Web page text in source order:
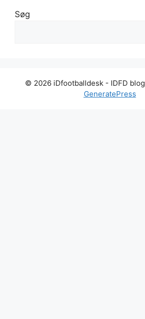
Søg
© 2026 iDfootballdesk - IDFD blog
GeneratePress